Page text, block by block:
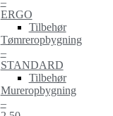
ERGO
Tilbehør
Tømreropbygning
–
STANDARD
Tilbehør
Mureropbygning
–